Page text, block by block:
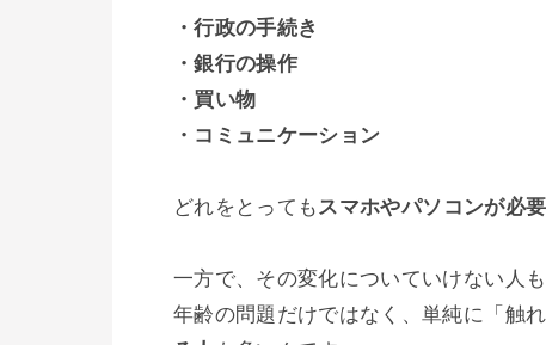
・行政の手続き
・銀行の操作
・買い物
・コミュニケーション
どれをとっても スマホやパソコンが必要
一方で、その変化についていけない人
年齢の問題だけではなく、単純に「触